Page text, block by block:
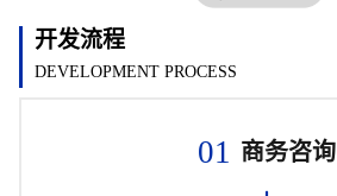
开发流程
DEVELOPMENT PROCESS
01 商务咨询